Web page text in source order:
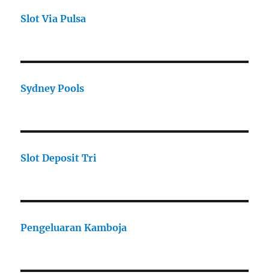
Slot Via Pulsa
Sydney Pools
Slot Deposit Tri
Pengeluaran Kamboja